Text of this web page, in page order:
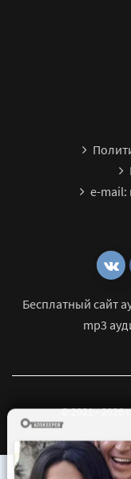
e-mail:
Бесплатный сайт
mp3
© 2021 - 2026